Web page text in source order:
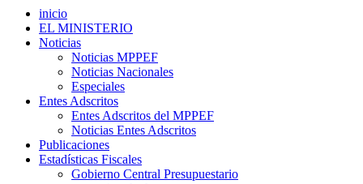
inicio
EL MINISTERIO
Noticias
Noticias MPPEF
Noticias Nacionales
Especiales
Entes Adscritos
Entes Adscritos del MPPEF
Noticias Entes Adscritos
Publicaciones
Estadísticas Fiscales
Gobierno Central Presupuestario